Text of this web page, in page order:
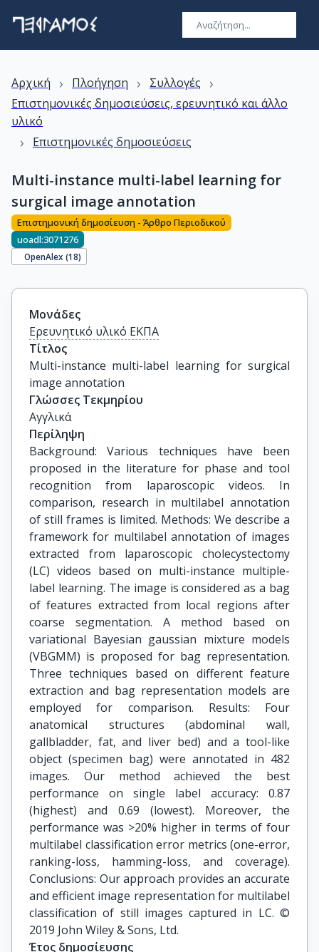
Αρχική › Πλοήγηση › Συλλογές ›
Επιστημονικές δημοσιεύσεις, ερευνητικό και άλλο
υλικό
› Επιστημονικές δημοσιεύσεις
Multi-instance multi-label learning for
surgical image annotation
Επιστημονική δημοσίευση - Άρθρο Περιοδικού
uoadl:3071276
OpenAlex (18)
Μονάδες
Ερευνητικό υλικό ΕΚΠΑ
Τίτλος
Multi-instance multi-label learning for surgical
image annotation
Γλώσσες Τεκμηρίου
Αγγλικά
Περίληψη
Background: Various techniques have been
proposed in the literature for phase and tool
recognition from laparoscopic videos. In
comparison, research in multilabel annotation
of still frames is limited. Methods: We describe a
framework for multilabel annotation of images
extracted from laparoscopic cholecystectomy
(LC) videos based on multi-instance multiple-
label learning. The image is considered as a bag
of features extracted from local regions after
coarse segmentation. A method based on
variational Bayesian gaussian mixture models
(VBGMM) is proposed for bag representation.
Three techniques based on different feature
extraction and bag representation models are
employed for comparison. Results: Four
anatomical structures (abdominal wall,
gallbladder, fat, and liver bed) and a tool-like
object (specimen bag) were annotated in 482
images. Our method achieved the best
performance on single label accuracy: 0.87
(highest) and 0.69 (lowest). Moreover, the
performance was >20% higher in terms of four
multilabel classification error metrics (one-error,
ranking-loss, hamming-loss, and coverage).
Conclusions: Our approach provides an accurate
and efficient image representation for multilabel
classification of still images captured in LC. ©
2019 John Wiley & Sons, Ltd.
Έτος δημοσίευσης